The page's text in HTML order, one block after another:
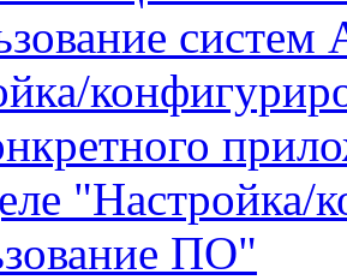
систем
"Настройка/
ПО"